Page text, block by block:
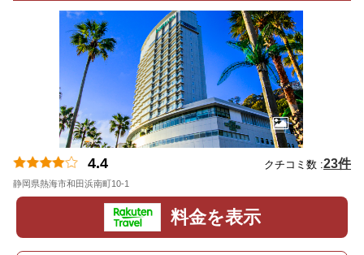
4.4 クチコミ数 :23件
静岡県熱海市和田浜南町10-1
料金を表示